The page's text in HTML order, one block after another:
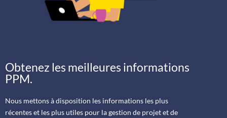
Obtenez les meilleures informations
PPM.
Nous mettons à disposition les informations les plus
récentes et les plus utiles pour la gestion de projet et de